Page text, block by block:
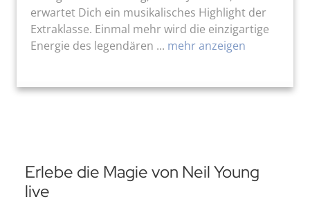
erwartet Dich ein musikalisches Highlight der
Extraklasse. Einmal mehr wird die einzigartige
Energie des legendären ... mehr anzeigen
Erlebe die Magie von Neil Young
live